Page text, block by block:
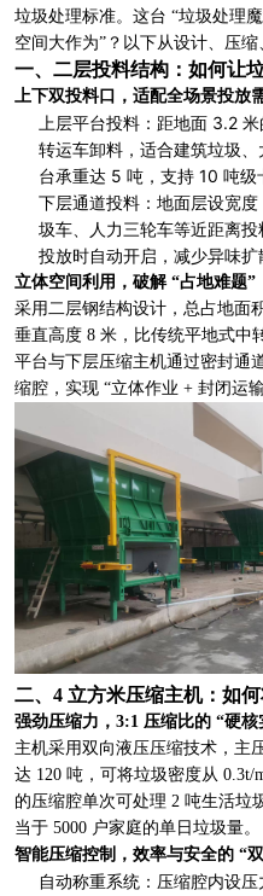
垃圾处理标准。这台 “垃圾处理
空间大作为”？以下从设计、压
一、二层投料结构：如何让
上下双投料口，适配全场景投放
上层平台投料：距地面 3.2
转运车卸料，适合建筑垃圾
台承重达 5 吨，支持 10 吨级
下层通道投料：地面层设宽
圾车、人力三轮车等近距离
投放时自动开启，减少异味扩
立体空间利用，破解 “占地难题”
采用二层钢结构设计，总占地面
垂直高度 8 米，比传统平地式中
平台与下层压缩主机通过密封通
缩腔，实现 “立体作业 + 封闭运
二、4 立方米压缩主机：如
强劲压缩力，3:1 压缩比的 “硬核
主机采用双向液压压缩技术，主
达 120 吨，可将垃圾密度从 0.3t/
的压缩腔单次可处理 2 吨生活垃
当于 5000 户家庭的单日垃圾量。
智能压缩控制，效率与安全的 “
自动称重系统：压缩腔内设